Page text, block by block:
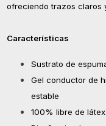
ofreciendo trazos claros
Características
Sustrato de
Gel conductor de
estable
100% libre de